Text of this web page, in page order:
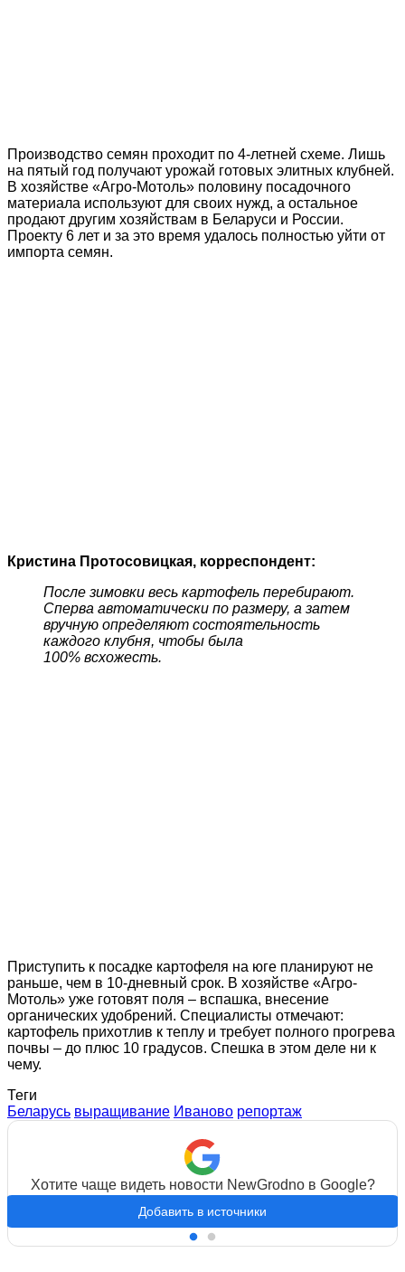
Производство семян проходит по 4-летней схеме. Лишь
на пятый год получают урожай готовых элитных клубней.
В хозяйстве «Агро-Мотоль» половину посадочного
материала используют для своих нужд, а остальное
продают другим хозяйствам в Беларуси и России.
Проекту 6 лет и за это время удалось полностью уйти от
импорта семян.
Кристина П ротосовицкая, корреспондент:
После зимовки весь картофель перебирают.
Сперва автоматически по размеру, а затем
вручную определяют состоятельность
каждого клубня, чтобы была
100% всхожесть.
Приступить к посадке картофеля на юге планируют не
раньше, чем в 10-дневный срок. В хозяйстве «Агро-
Мотоль» уже готовят поля – вспашка, внесение
органических удобрений. Специалисты отмечают:
картофель прихотлив к теплу и требует полного прогрева
почвы – до плюс 10 градусов. Спешка в этом деле ни к
чему.
Теги
Беларусь выращивание Иваново репортаж
Хотите чаще видеть новости NewGrodno в Google?
Добавить в источники